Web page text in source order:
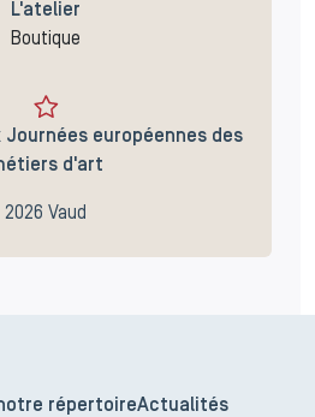
L'atelier
Boutique
européennes des
d'art
2026 Vaud
répertoireActualités